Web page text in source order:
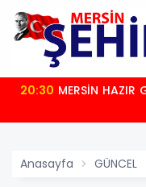
20:30
Anasayfa GÜNCEL